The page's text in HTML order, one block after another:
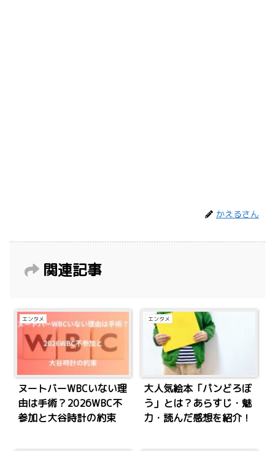
かえるさん
関連記事
エンタメ
ヌートバーWBCいない理
由は手術？2026WBC不
参加と大谷時計の約束
エンタメ
大人気絵本「パンどろぼ
う」とは？あらすじ・魅
力・読んだ感想を紹介！